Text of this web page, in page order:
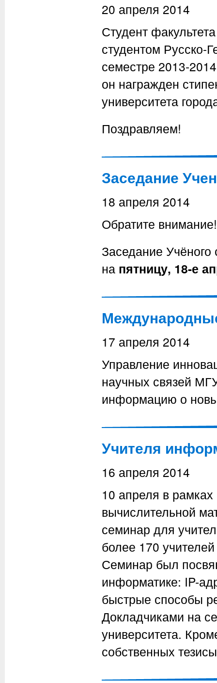
20 апреля 2014
Студент
студентом Русско-
семестре 2013-
он награжден
университета
Поздравляем!
Заседание
18 апреля 2014
Обратите внимание!
Заседание
на пятницу, 18-е
17 апреля 2014
Управление
научных связей
информацию о
Учителя
16 апреля 2014
10 апреля в
вычислительной
семинар для
более 170
Семинар был
информатике: IP-
быстрые способы
Докладчиками на
университета.
собственных